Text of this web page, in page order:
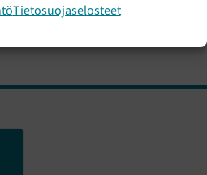
Tietosuojaselosteet